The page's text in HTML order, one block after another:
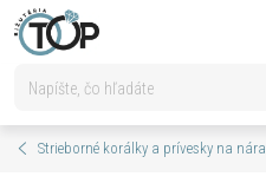
Prejsť
na
Strieborné korálky a prívesky na